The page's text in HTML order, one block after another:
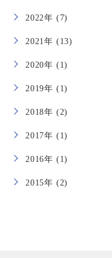
2022年 (7)
2021年 (13)
2020年 (1)
2019年 (1)
2018年 (2)
2017年 (1)
2016年 (1)
2015年 (2)